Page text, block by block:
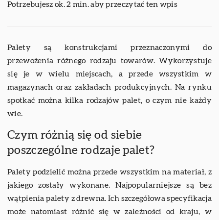
Potrzebujesz ok. 2 min. aby przeczytać ten wpis
Palety są konstrukcjami przeznaczonymi do
przewożenia różnego rodzaju towarów. Wykorzystuje
się je w wielu miejscach, a przede wszystkim w
magazynach oraz zakładach produkcyjnych. Na rynku
spotkać można kilka rodzajów palet, o czym nie każdy
wie.
Czym różnią się od siebie
poszczególne rodzaje palet?
Palety podzielić można przede wszystkim na materiał, z
jakiego zostały wykonane. Najpopularniejsze są bez
wątpienia palety z drewna. Ich szczegółowa specyfikacja
może natomiast różnić się w zależności od kraju, w